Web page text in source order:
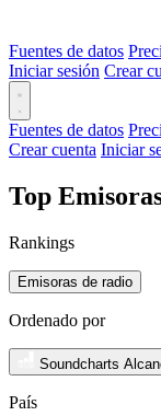
Fuentes de datos
Iniciar sesión Crear
Fuentes de datos
Crear cuenta Iniciar
Top
Rankings
Emisoras de radio
Ordenado por
Soundcharts
País